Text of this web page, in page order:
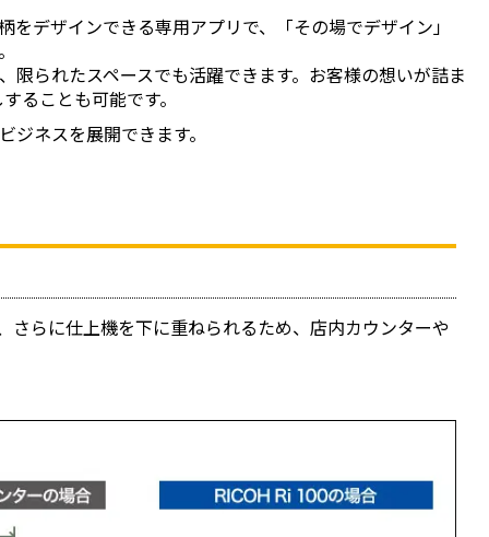
デザインできる専用アプリで、「その場でデザイン」
られたスペースでも活躍できます。お客様の想いが詰ま
ることも可能です。
ネスを展開できます。
さらに仕上機を下に重ねられるため、店内カウンターや